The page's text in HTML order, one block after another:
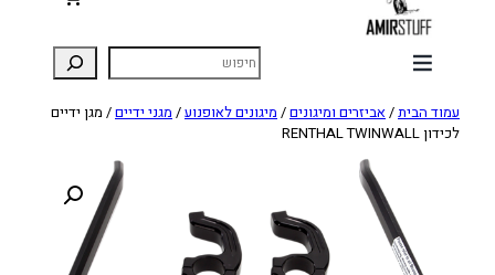
עמוד הבית/אביזרים ומיגונים/ מיגונים לאופנוע/ מגני ידיים/ מגן ידיים
לכידון RENTHAL TWINWALL